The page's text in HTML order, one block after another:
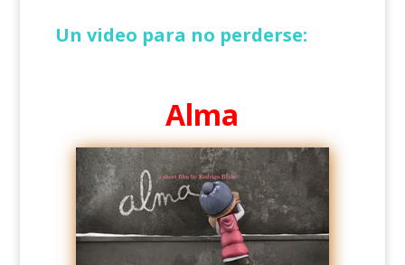
Un video para no perderse:
Alma